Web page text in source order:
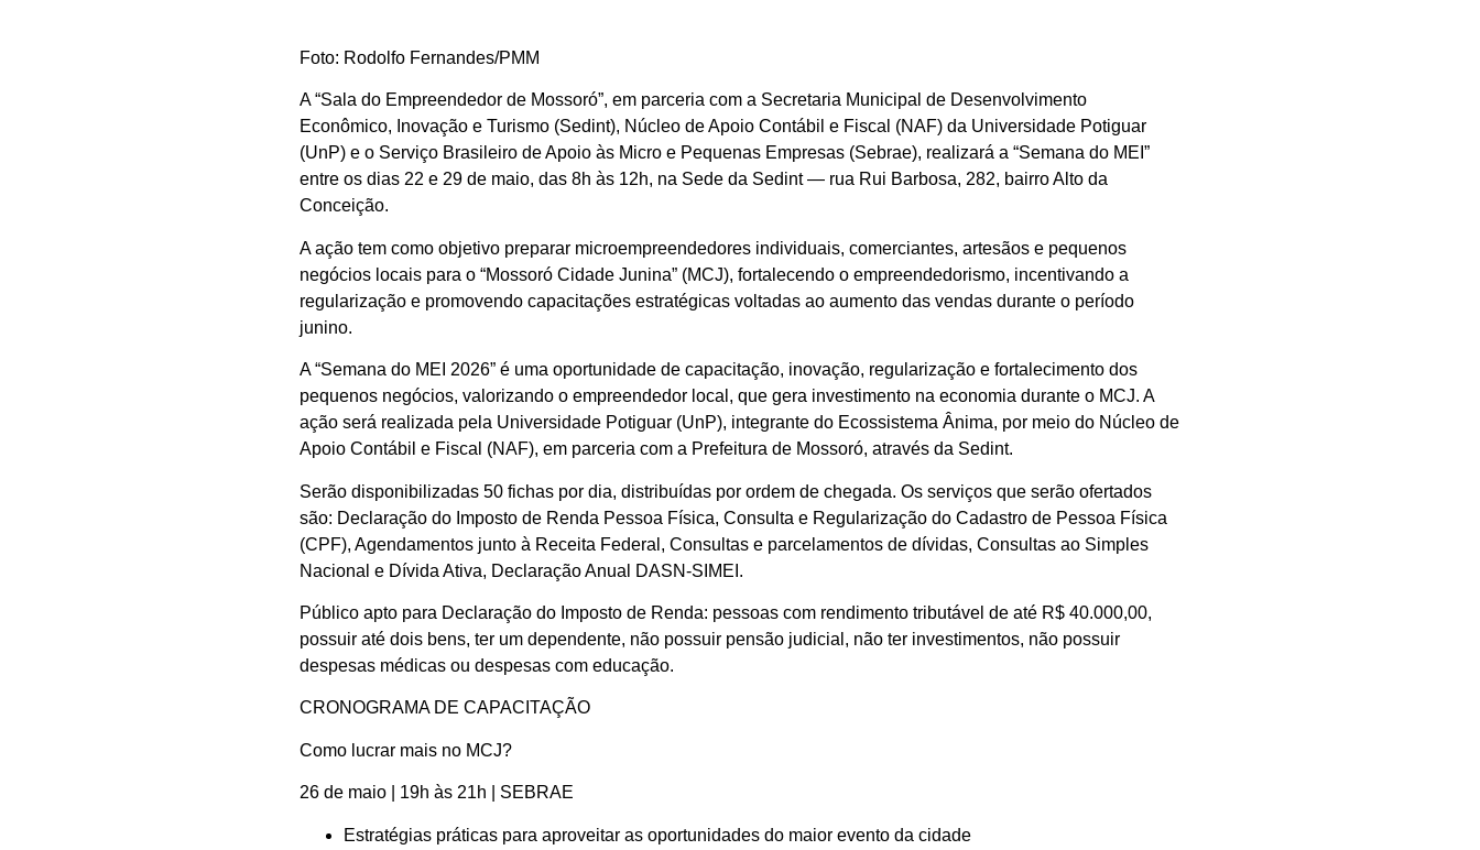
Foto: Rodolfo Fernandes/PMM
A “Sala do Empreendedor de Mossoró”, em parceria com a Secretaria Municipal de Desenvolvimento
Econômico, Inovação e Turismo (Sedint), Núcleo de Apoio Contábil e Fiscal (NAF) da Universidade Potiguar
(UnP) e o Serviço Brasileiro de Apoio às Micro e Pequenas Empresas (Sebrae), realizará a “Semana do MEI”
entre os dias 22 e 29 de maio, das 8h às 12h, na Sede da Sedint — rua Rui Barbosa, 282, bairro Alto da
Conceição.
A ação tem como objetivo preparar microempreendedores individuais, comerciantes, artesãos e pequenos
negócios locais para o “Mossoró Cidade Junina” (MCJ), fortalecendo o empreendedorismo, incentivando a
regularização e promovendo capacitações estratégicas voltadas ao aumento das vendas durante o período
junino.
A “Semana do MEI 2026” é uma oportunidade de capacitação, inovação, regularização e fortalecimento dos
pequenos negócios, valorizando o empreendedor local, que gera investimento na economia durante o MCJ. A
ação será realizada pela Universidade Potiguar (UnP), integrante do Ecossistema Ânima, por meio do Núcleo de
Apoio Contábil e Fiscal (NAF), em parceria com a Prefeitura de Mossoró, através da Sedint.
Serão disponibilizadas 50 fichas por dia, distribuídas por ordem de chegada. Os serviços que serão ofertados
são: Declaração do Imposto de Renda Pessoa Física, Consulta e Regularização do Cadastro de Pessoa Física
(CPF), Agendamentos junto à Receita Federal, Consultas e parcelamentos de dívidas, Consultas ao Simples
Nacional e Dívida Ativa, Declaração Anual DASN-SIMEI.
Público apto para Declaração do Imposto de Renda: pessoas com rendimento tributável de até R$ 40.000,00,
possuir até dois bens, ter um dependente, não possuir pensão judicial, não ter investimentos, não possuir
despesas médicas ou despesas com educação.
CRONOGRAMA DE CAPACITAÇÃO
Como lucrar mais no MCJ?
26 de maio | 19h às 21h | SEBRAE
Estratégias práticas para aproveitar as oportunidades do maior evento da cidade